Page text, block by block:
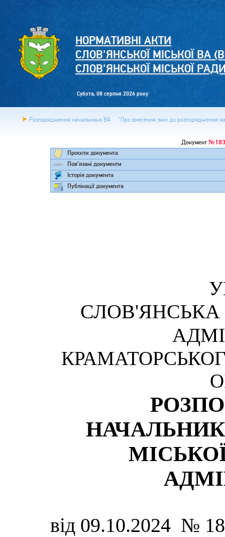
НОРМАТИВНІ АКТИ
СЛОВ'ЯНСЬКОЇ МІСЬКОЇ ВА
СЛОВ'ЯНСЬКОЇ МІСЬКОЇ
Субота, 08 серпня 2026 року
Розпорядження начальника ВА "Про внесення змін до розпорядження
Документ
Проєкти документа
Пов'язані документи
Історія документа
Публікації документа
СЛОВ'ЯНСЬКА
від 09.10.2024 №